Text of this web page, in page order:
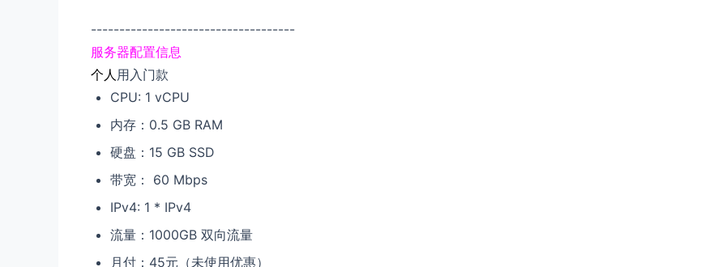
------------------------------------
服务器配置信息
个人 用入门款
CPU: 1 vCPU
内存：0.5 GB RAM
硬盘：15 GB SSD
带宽： 60 Mbps
IPv4: 1 * IPv4
流量：1000GB 双向流量
月付：45元（未使用优惠）